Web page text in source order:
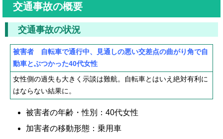
交通事故の概要
交通事故の状況
被害者 自転車で通行中、見通しの悪い交差点の曲がり角で自
動車とぶつかった40代女性
女性側の過失も大きく示談は難航。自転車とはいえ絶対有利に
はならない結果に。
被害者の年齢・性別：40代女性
加害者の移動形態：乗用車
骨折の体験談
後遺障害の体験談
弁護士費用を知る
弁護士を探す
弁護士に相談[無料]